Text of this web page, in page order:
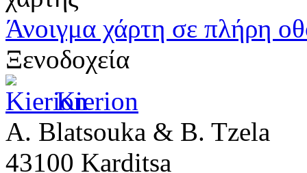
Άνοιγμα χάρτη σε πλήρη
Ξενοδοχεία
Kierion
A. Blatsouka & B. Tzela
43100 Karditsa